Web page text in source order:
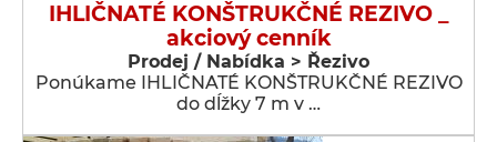
IHLIČNATÉ KONŠTRUKČNÉ REZIVO _
akciový cenník
Prodej / Nabídka > Řezivo
Ponúkame IHLIČNATÉ KONŠTRUKČNÉ REZIVO
do dĺžky 7 m v …